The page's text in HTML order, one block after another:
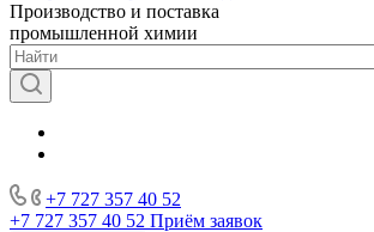
Производство и поставка
промышленной химии
+7 727 357 40 52
+7 727 357 40 52 Приём заявок